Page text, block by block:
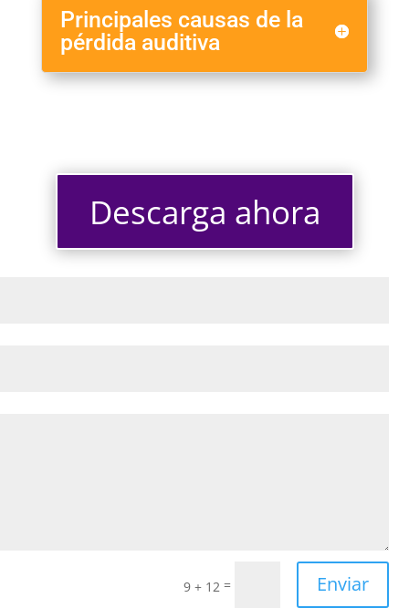
Principales causas de la
pérdida auditiva
Descarga ahora
9 + 12 = Enviar